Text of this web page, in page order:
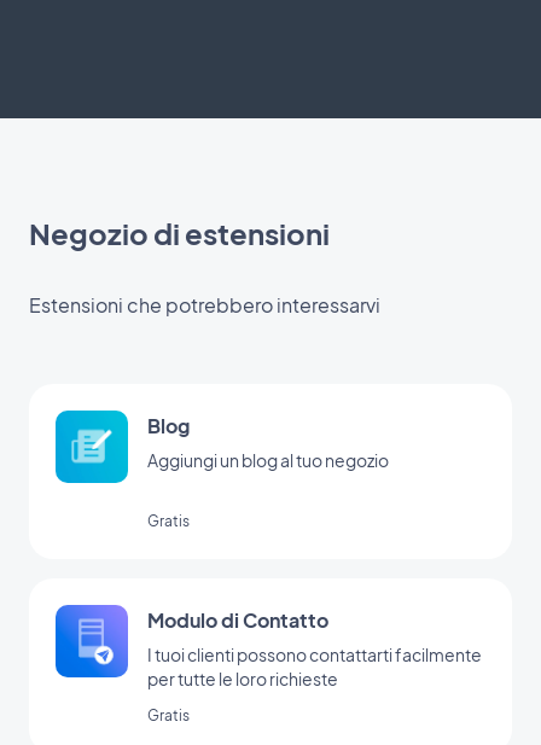
Negozio di estensioni
Estensioni che potrebbero interessarvi
Blog
Aggiungi un blog al tuo negozio
Gratis
Modulo di Contatto
I tuoi clienti possono contattarti facilmente
per tutte le loro richieste
Gratis